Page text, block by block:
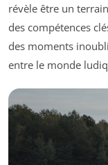
révèle être un
des compétences
des moments
entre le monde